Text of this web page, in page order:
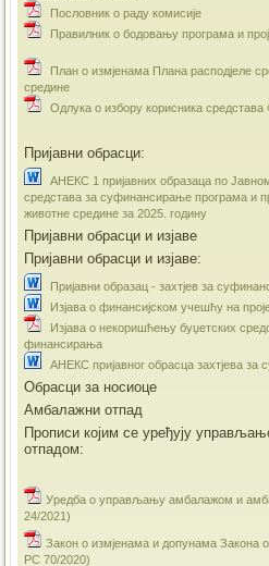
Пословник о раду комисије
Правилник о бодовању програма и
План о измјенама Плана расподјеле
средине
Одлука о избору корисника средстава
Пријавни обрасци:
АНЕКС 1 пријавних образаца по
средстава за суфинансирање програма и
животне средине за 2025. годину
Пријавни обрасци и изјаве
Пријавни обрасци и изјаве:
Пријавни образац - захтјев за
Изјава о финансијском учешћу на
Изјава о некоришћењу буџетских
финансирања
АНЕКС пријавног обрасца захтјева за
Обрасци за носиоце
Амбалажни отпад
Прописи којим се уређују
отпадом:
Уредба о управљању амбалажом и
24/2021)
Закон о измјенама и допунама
РС 70/2020)